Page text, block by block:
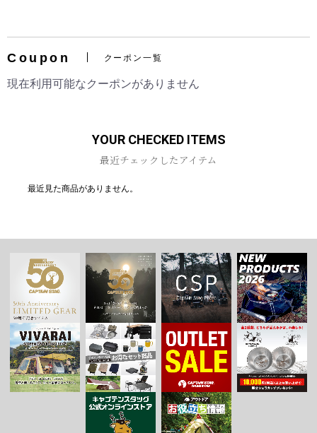
お買い物を続ける
Coupon クーポン一覧
現在利用可能なクーポンがありません
YOUR CHECKED ITEMS
最近チェックしたアイテム
最近見た商品がありません。